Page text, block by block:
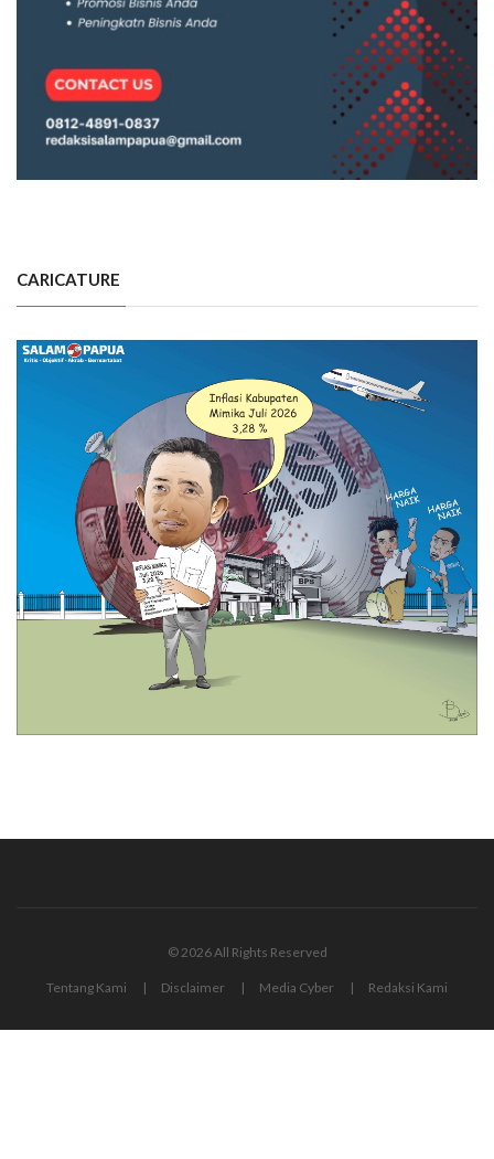
CARICATURE
© 2026 All Rights Reserved
Tentang Kami Disclaimer Media Cyber Redaksi Kami